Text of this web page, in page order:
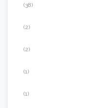
(38)
(2)
(2)
(1)
(1)